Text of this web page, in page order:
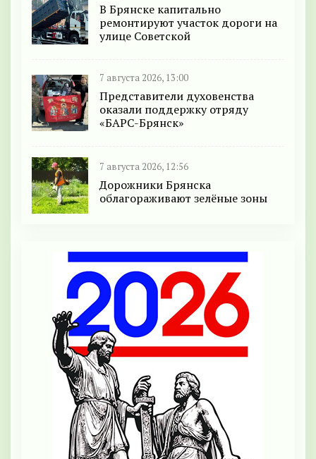
В Брянске капитально
ремонтируют участок дороги на
улице Советской
7 августа 2026, 13:00
Представители духовенства
оказали поддержку отряду
«БАРС-Брянск»
7 августа 2026, 12:56
Дорожники Брянска
облагораживают зелёные зоны